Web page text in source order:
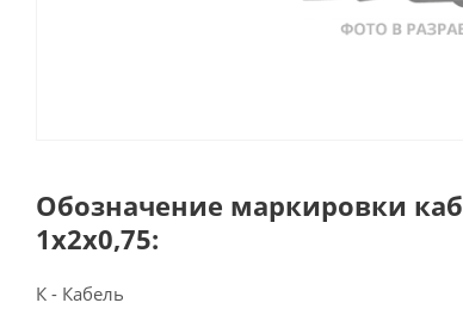
Обозначение маркировки
1х2х0,75:
К - Кабель